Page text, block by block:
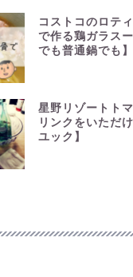
コストコのロテ
で作る鶏ガラス
でも普通鍋でも】
星野リゾートト
リンクをいただ
ユック】